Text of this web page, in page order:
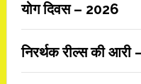
योग दिवस – 2026
निरर्थक रील्स की आरी